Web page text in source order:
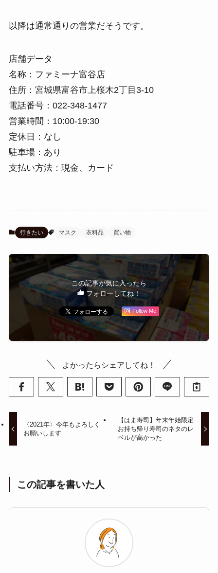
以降は通常通りの営業だそうです。
店舗データ
名称：ファミーナ富谷店
住所：宮城県富谷市上桜木2丁目3-10
電話番号：022-348-1477
営業時間：10:00-19:30
定休日：なし
駐車場：あり
支払い方法：現金、カード
行きたい マスク 衣料品 買い物
この記事が気に入ったら
フォローしてね！
Follow Me
よかったらシェアしてね！
〈2021年〉今年もよろしく
お願いします
【はま寿司】年末年始限定
お持ち帰り寿司のネタのレ
ベルが高かった
この記事を書いた人